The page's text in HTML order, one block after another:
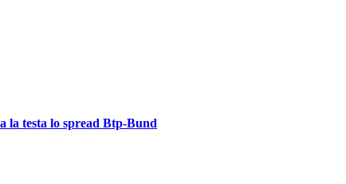
la testa lo spread Btp-Bund